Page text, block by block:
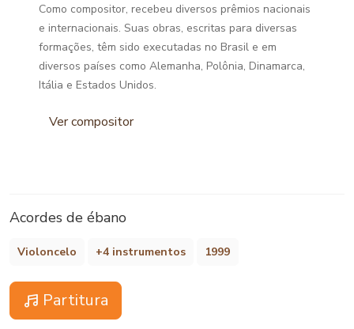
Como compositor, recebeu diversos prêmios nacionais
e internacionais. Suas obras, escritas para diversas
formações, têm sido executadas no Brasil e em
diversos países como Alemanha, Polônia, Dinamarca,
Itália e Estados Unidos.
Ver compositor
Acordes de ébano
Violoncelo +4 instrumentos 1999
Partitura